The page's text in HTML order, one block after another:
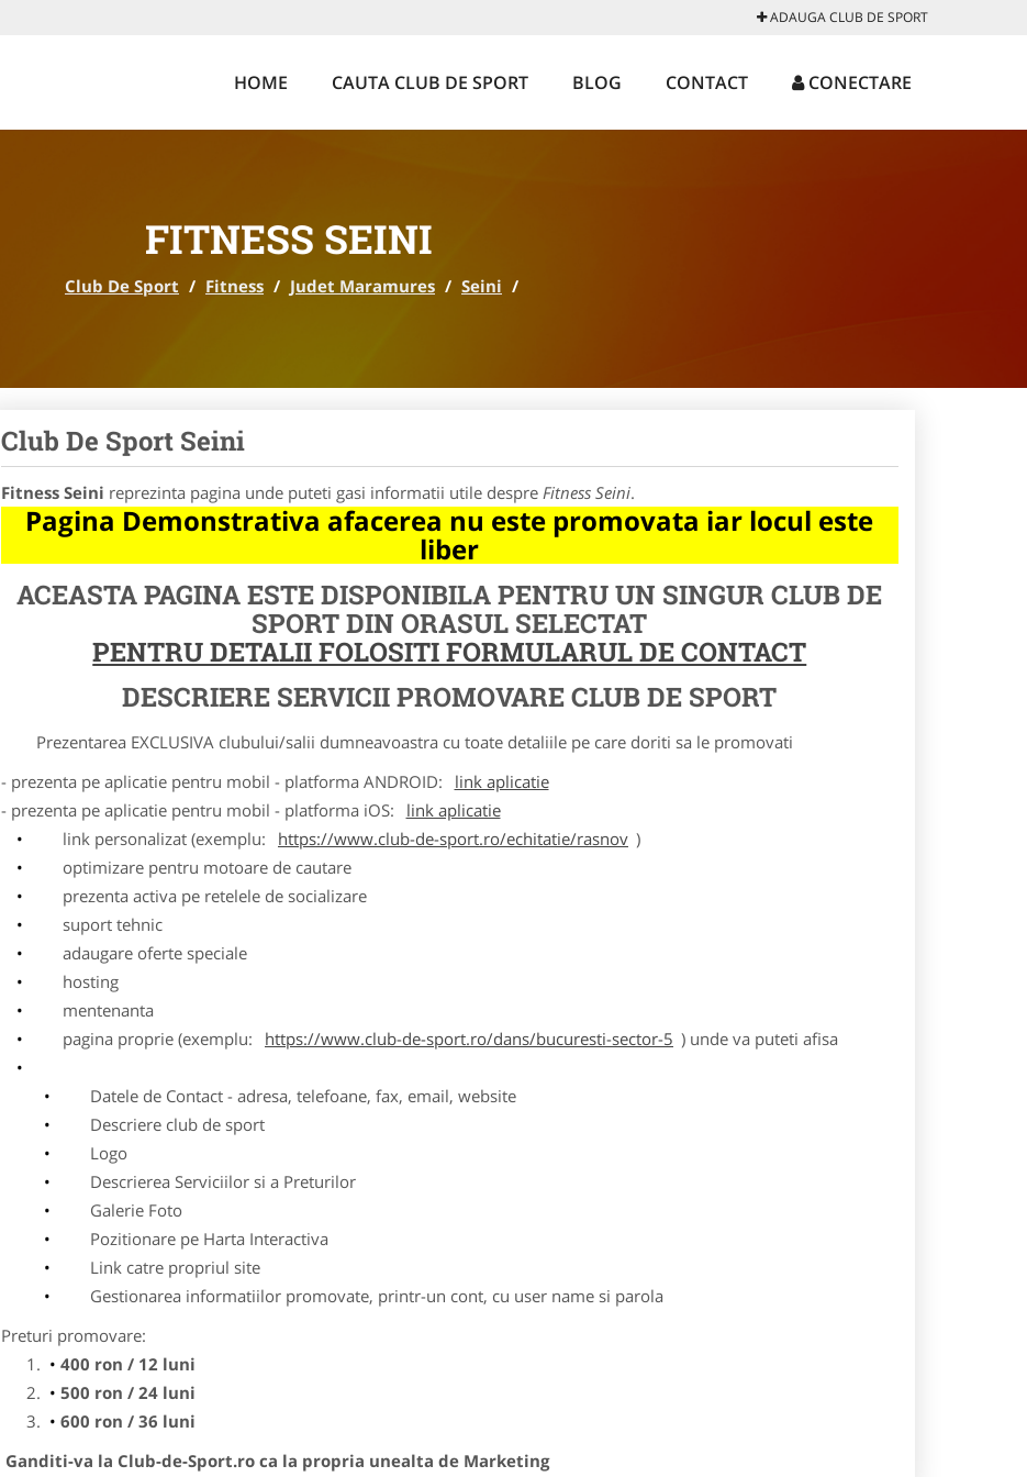
ADAUGA CLUB DE SPORT
HOME CAUTA CLUB DE SPORT BLOG CONTACT CONECTARE
FITNESS SEINI
Club De Sport / Fitness / Judet Maramures / Seini /
Club De Sport Seini
Fitness Seini reprezinta pagina unde puteti gasi informatii utile despre Fitness Seini.
Pagina Demonstrativa afacerea nu este promovata iar locul este
liber
ACEASTA PAGINA ESTE DISPONIBILA PENTRU UN SINGUR CLUB DE
SPORT DIN ORASUL SELECTAT
PENTRU DETALII FOLOSITI FORMULARUL DE CONTACT
DESCRIERE SERVICII PROMOVARE CLUB DE SPORT
Prezentarea EXCLUSIVA clubului/salii dumneavoastra cu toate detaliile pe care doriti sa le promovati
- prezenta pe aplicatie pentru mobil - platforma ANDROID:
link aplicatie
- prezenta pe aplicatie pentru mobil - platforma iOS:
link aplicatie
link personalizat (exemplu:
https://www.club-de-sport.ro/echitatie/rasnov )
optimizare pentru motoare de cautare
prezenta activa pe retelele de socializare
suport tehnic
adaugare oferte speciale
hosting
mentenanta
pagina proprie (exemplu:
https://www.club-de-sport.ro/dans/bucuresti-sector-5 ) unde va puteti afisa
Datele de Contact - adresa, telefoane, fax, email, website
Descriere club de sport
Logo
Descrierea Serviciilor si a Preturilor
Galerie Foto
Pozitionare pe Harta Interactiva
Link catre propriul site
Gestionarea informatiilor promovate, printr-un cont, cu user name si parola
Preturi promovare:
400 ron / 12 luni
500 ron / 24 luni
600 ron / 36 luni
Ganditi-va la Club-de-Sport.ro ca la propria unealta de Marketing